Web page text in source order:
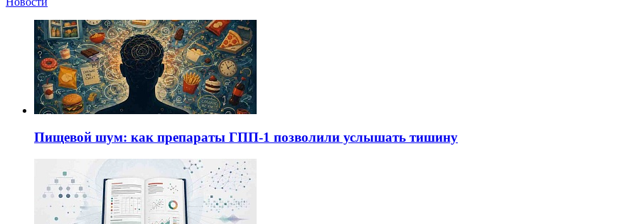
Пищевой шум: как препараты ГПП-1 позволили услышать тишину